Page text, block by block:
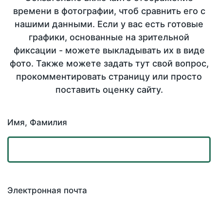
времени в фотографии, чтоб сравнить его с
нашими данными. Если у вас есть готовые
графики, основанные на зрительной
фиксации - можете выкладывать их в виде
фото. Также можете задать тут свой вопрос,
прокомментировать страницу или просто
поставить оценку сайту.
Имя, Фамилия
Электронная почта